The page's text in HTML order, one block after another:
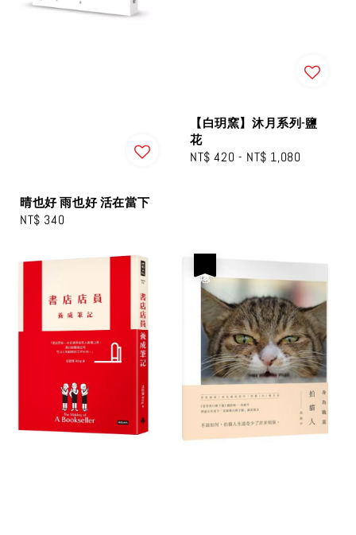
晴也好 雨也好 活在當下
Regular
NT$ 340
【白玥窯】沐月系列-鹽
花
Regular
NT$ 420 - NT$ 1,080